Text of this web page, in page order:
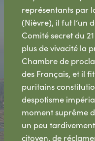
représentants par
(Nièvre), il fut l’un
Comité secret du
plus de vivacité la
Chambre de
des Français, et il
puritains
despotisme
moment suprême
un peu
citoyen, de